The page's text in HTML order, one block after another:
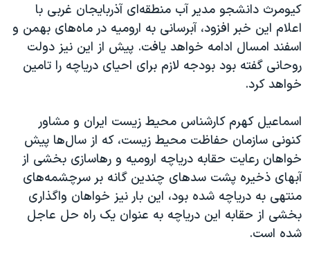
همایش محافظه‌کاران آمریکا «سی‌پک»
صفحه‌های ویژه
سفر پرزیدنت ترامپ به چین
کیومرث دانشجو مدیر آب منطقه‌ای آذربایجان غربی با
اعلام این خبر افزود، آبرسانی به ارومیه در ماه‌های بهمن و
اسفند امسال ادامه خواهد یافت. پیش از این نیز دولت
روحانی گفته بود بودجه لازم برای احیای دریاچه را تامین
خواهد کرد.
اسماعیل کهرم کارشناس محیط زیست ایران و مشاور
کنونی سازمان حفاظت محیط زیست، که از سال‌ها پیش
خواهان رعایت حقابه دریاچه ارومیه و رهاسازی بخشی از
آبهای ذخیره پشت سدهای چندین گانه بر سرچشمه‌های
منتهی به دریاچه شده بود، این بار نیز خواهان واگذاری
بخشی از حقابه این دریاچه به عنوان یک راه حل عاجل
شده است.